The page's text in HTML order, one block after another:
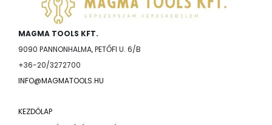
MAGMA TOOLS KFT.
9090 PANNONHALMA, PETŐFI U. 6/B
+36-20/3272700
INFO@MAGMATOOLS.HU
KEZDŐLAP